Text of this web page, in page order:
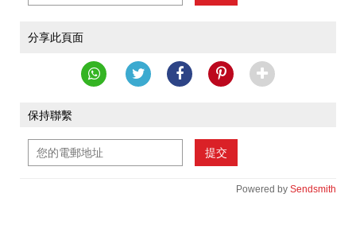
分享此頁面
保持聯繫
提交
Powered by Sendsmith